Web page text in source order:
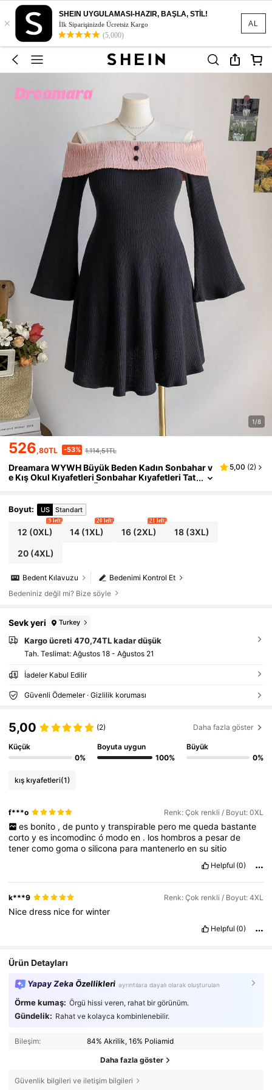
AL
×
SHEIN UYGULAMASI-HAZIR, BAŞLA, STİL!
İlk Siparişinizde Ücretsiz Kargo
(5,000)
1/8
526,80TL -53% 1.114,51TL
Dreamara WYWH Büyük Beden Kadın Sonbahar v
e Kış Okul Kıyafetleri Sonbahar Kıyafetleri Tat
il Giyimleri Babydoll Üst Cadılar Bayramı Noel
me Elastik Tek Omuzlu İnce Mini Elbise
5,00 (2)
Boyut: US Standart
12 (0XL)
9 left
14 (1XL)
20 left
16(2XL)
21 left
18(3XL)
20(4XL)
Bedenimi Kontrol Et
Bedent Kılavuzu
Bedeniniz değil mi? Bize söyle
Sevk yeri Turkey
Kargo ücreti 470,74TL kadar düşük
Tah. Teslimat: Ağustos 18 - Ağustos 21
İadeler Kabul Edilir
Güvenli Ödemeler · Gizlilik koruması
5,00 (2) Daha fazla göster
Küçük
0%
Boyuta uygun
100%
Büyük
0%
kış kıyafetleri(1)
f***o Renk: Çok renkli / Boyut: 0XL
es bonito , de punto y transpirable pero me queda bastante
cortoyes incomodincó modoen . los hombrosa pesarde
tenercomogomaosilicona para mantenerloensusitio
Helpful (0)
k***9 Renk: Çok renkli / Boyut: 4XL
Nicedress niceforwinter
Helpful (0)
Ürün Detayları
Yapay Zeka Özellikleri ayrıntılara dayalı olarak oluşturulan
Örme kumaş: Örgü hissi veren, rahat bir görünüm.
Gündelik: Rahat ve kolayca kombinlenebilir.
Bileşim: 84% Akrilik, 16% Poliamid
Daha fazla göster
Güvenlik bilgileri ve iletişim bilgileri